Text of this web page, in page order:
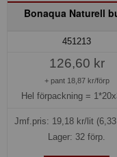
Bonaqua Naturell
451213
126,60 kr
+ pant 18,87 kr/förp
Hel förpackning =
Jmf.pris: 19,18kr/lit
Lager: 32 förp.